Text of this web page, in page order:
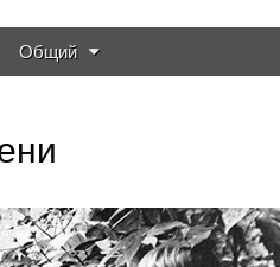
и кино.
Общий